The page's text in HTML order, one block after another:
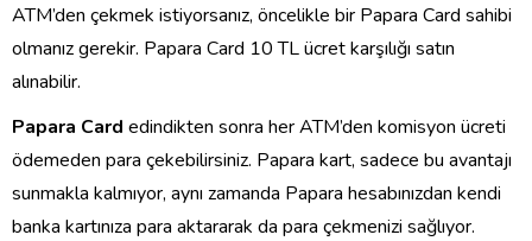
ATM’den çekmek istiyorsanız, öncelikle bir Papara Card sahibi
olmanız gerekir. Papara Card 10 TL ücret karşılığı satın
alınabilir.
Papara Card edindikten sonra her ATM’den komisyon ücreti
ödemeden para çekebilirsiniz. Papara kart, sadece bu avantajı
sunmakla kalmıyor, aynı zamanda Papara hesabınızdan kendi
banka kartınıza para aktararak da para çekmenizi sağlıyor.